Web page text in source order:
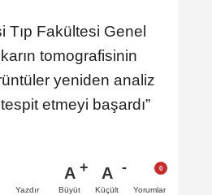
Fakültesi Genel
tomografisinin
yeniden analiz
etmeyi başardı”
Yazdır
A
Büyüt
A
Küçült Yorumlar